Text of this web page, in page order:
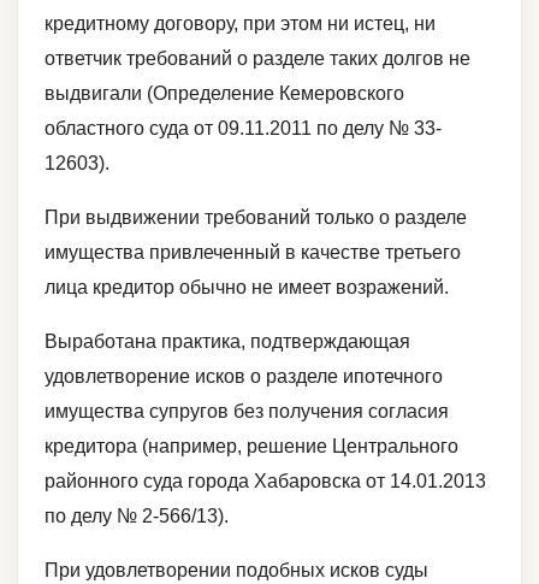
кредитному договору, при этом ни истец, ни
ответчик требований о разделе таких долгов не
выдвигали (Определение Кемеровского
областного суда от 09.11.2011 по делу № 33-
12603).
При выдвижении требований только о разделе
имущества привлеченный в качестве третьего
лица кредитор обычно не имеет возражений.
Выработана практика, подтверждающая
удовлетворение исков о разделе ипотечного
имущества супругов без получения согласия
кредитора (например, решение Центрального
районного суда города Хабаровска от 14.01.2013
по делу № 2-566/13).
При удовлетворении подобных исков суды